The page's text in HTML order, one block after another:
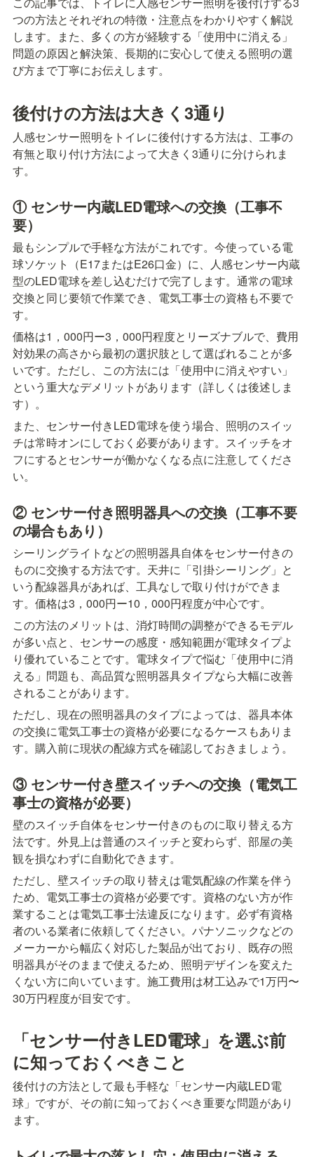
つの方法とそれぞれの特徴・注意点をわかりやすく解説
します。また、多くの方が経験する「使用中に消える」
問題の原因と解決策、長期的に安心して使える照明の選
び方まで丁寧にお伝えします。
後付けの方法は大きく3通り
人感センサー照明をトイレに後付けする方法は、工事の
有無と取り付け方法によって大きく3通りに分けられま
す。
① センサー内蔵LED電球への交換（工事不
要）
最もシンプルで手軽な方法がこれです。今使っている電
球ソケット（E17またはE26口金）に、人感センサー内蔵
型のLED電球を差し込むだけで完了します。通常の電球
交換と同じ要領で作業でき、電気工事士の資格も不要で
す。
価格は1，000円ー3，000円程度とリーズナブルで、費用
対効果の高さから最初の選択肢として選ばれることが多
いです。ただし、この方法には「使用中に消えやすい」
という重大なデメリットがあります（詳しくは後述しま
す）。
また、センサー付きLED電球を使う場合、照明のスイッ
チは常時オンにしておく必要があります。スイッチをオ
フにするとセンサーが働かなくなる点に注意してくださ
い。
② センサー付き照明器具への交換（工事不要
の場合もあり）
シーリングライトなどの照明器具自体をセンサー付きの
ものに交換する方法です。天井に「引掛シーリング」と
いう配線器具があれば、工具なしで取り付けができま
す。価格は3，000円ー10，000円程度が中心です。
この方法のメリットは、消灯時間の調整ができるモデル
が多い点と、センサーの感度・感知範囲が電球タイプよ
り優れていることです。電球タイプで悩む「使用中に消
える」問題も、高品質な照明器具タイプなら大幅に改善
されることがあります。
ただし、現在の照明器具のタイプによっては、器具本体
の交換に電気工事士の資格が必要になるケースもありま
す。購入前に現状の配線方式を確認しておきましょう。
③ センサー付き壁スイッチへの交換（電気工
事士の資格が必要）
壁のスイッチ自体をセンサー付きのものに取り替える方
法です。外見上は普通のスイッチと変わらず、部屋の美
観を損なわずに自動化できます。
ただし、壁スイッチの取り替えは電気配線の作業を伴う
ため、電気工事士の資格が必要です。資格のない方が作
業することは電気工事士法違反になります。必ず有資格
者のいる業者に依頼してください。パナソニックなどの
メーカーから幅広く対応した製品が出ており、既存の照
明器具がそのままで使えるため、照明デザインを変えた
くない方に向いています。施工費用は材工込みで1万円〜
30万円程度が目安です。
「センサー付きLED電球」を選ぶ前
に知っておくべきこと
後付けの方法として最も手軽な「センサー内蔵LED電
球」ですが、その前に知っておくべき重要な問題があり
ます。